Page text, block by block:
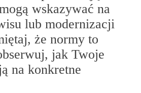
wskazywać na
lub modernizacji
że normy to
jak Twoje
na konkretne